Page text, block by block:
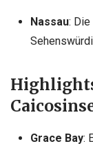
Nassau:
Grace Bay: